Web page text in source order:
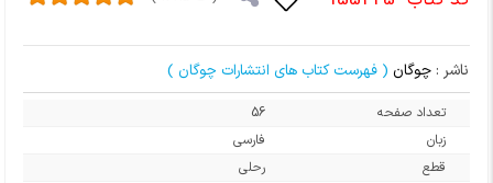
ناشر : چوگان ( فهرست کتاب های انتشارات چوگان )
تعداد صفحه
56
زبان
فارسی
قطع
رحلی